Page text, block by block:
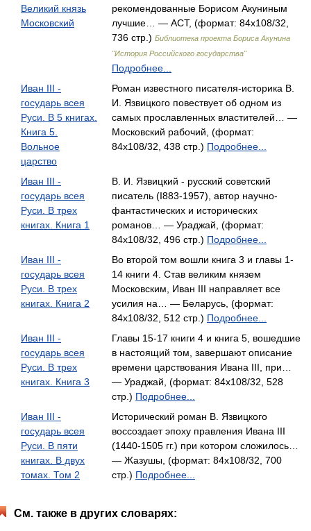
Великий князь
Московский
рекомендованные Борисом Акуниным
лучшие… — АСТ, (формат: 84x108/32,
736 стр.) Библиотека проекта Бориса Акунина
"История Российского государства"
Подробнее...
Иван III -
государь всея
Руси. В 5 книгах.
Книга 5.
Вольное
царство
Роман известного писателя-историка В.
И. Язвицкого повествует об одном из
самых прославленных властителей… —
Московский рабочий, (формат:
84x108/32, 438 стр.) Подробнее...
Иван III -
государь всея
Руси. В трех
книгах. Книга 1
В. И. Язвицкий - русский советский
писатель (I883-1957), автор научно-
фантастических и исторических
романов… — Ураджай, (формат:
84x108/32, 496 стр.) Подробнее...
Иван III -
государь всея
Руси. В трех
книгах. Книга 2
Во второй том вошли книга 3 и главы 1-
14 книги 4. Став великим князем
Московским, Иван III направляет все
усилия на… — Беларусь, (формат:
84x108/32, 512 стр.) Подробнее...
Иван III -
государь всея
Руси. В трех
книгах. Книга 3
Главы 15-17 книги 4 и книга 5, вошедшие
в настоящий том, завершают описание
времени царствования Ивана III, при…
— Ураджай, (формат: 84x108/32, 528
стр.) Подробнее...
Иван III -
государь всея
Руси. В пяти
книгах. В двух
томах. Том 2
Исторический роман В. Язвицкого
воссоздает эпоху правления Ивана III
(1440-1505 гг.) при котором сложилось…
— Жазушы, (формат: 84x108/32, 700
стр.) Подробнее...
См. также в других словарях: